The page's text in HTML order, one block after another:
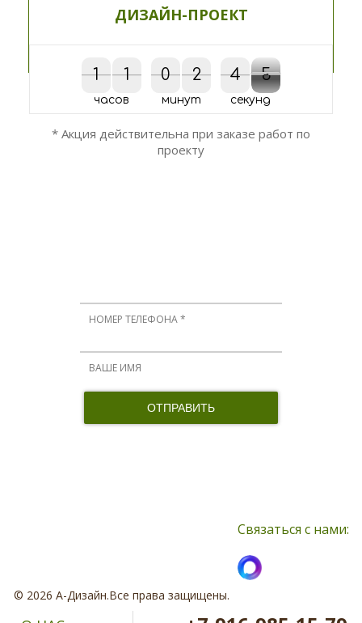
ДИЗАЙН-ПРОЕКТ
1
1 1
1
часов
0
0 2
2
минут
5
4
4
5 6
5
5
6
секунд
* Акция действительна при заказе работ по
проекту
© 2026 А-Дизайн.Все права защищены.
Связаться с нами: